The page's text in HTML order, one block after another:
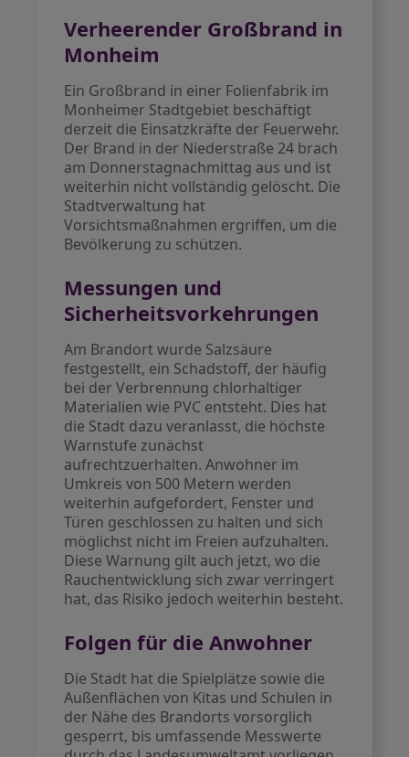
Verheerender Großbrand in
Monheim
Ein Großbrand in einer Folienfabrik im
Monheimer Stadtgebiet beschäftigt
derzeit die Einsatzkräfte der Feuerwehr.
Der Brand in der Niederstraße 24 brach
am Donnerstagnachmittag aus und ist
weiterhin nicht vollständig gelöscht. Die
Stadtverwaltung hat
Vorsichtsmaßnahmen ergriffen, um die
Bevölkerung zu schützen.
Messungen und
Sicherheitsvorkehrungen
Am Brandort wurde Salzsäure
festgestellt, ein Schadstoff, der häufig
bei der Verbrennung chlorhaltiger
Materialien wie PVC entsteht. Dies hat
die Stadt dazu veranlasst, die höchste
Warnstufe zunächst
aufrechtzuerhalten. Anwohner im
Umkreis von 500 Metern werden
weiterhin aufgefordert, Fenster und
Türen geschlossen zu halten und sich
möglichst nicht im Freien aufzuhalten.
Diese Warnung gilt auch jetzt, wo die
Rauchentwicklung sich zwar verringert
hat, das Risiko jedoch weiterhin besteht.
Folgen für die Anwohner
Die Stadt hat die Spielplätze sowie die
Außenflächen von Kitas und Schulen in
der Nähe des Brandorts vorsorglich
gesperrt, bis umfassende Messwerte